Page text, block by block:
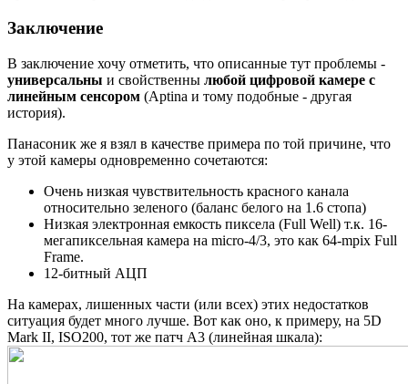
Заключение
В заключение хочу отметить, что описанные тут проблемы -
универсальны и свойственны любой цифровой камере с
линейным сенсором (Aptina и тому подобные - другая
история).
Панасоник же я взял в качестве примера по той причине, что
у этой камеры одновременно сочетаются:
Очень низкая чувствительность красного канала
относительно зеленого (баланс белого на 1.6 стопа)
Низкая электронная емкость пиксела (Full Well) т.к. 16-
мегапиксельная камера на micro-4/3, это как 64-mpix Full
Frame.
12-битный АЦП
На камерах, лишенных части (или всех) этих недостатков
ситуация будет много лучше. Вот как оно, к примеру, на 5D
Mark II, ISO200, тот же патч А3 (линейная шкала):